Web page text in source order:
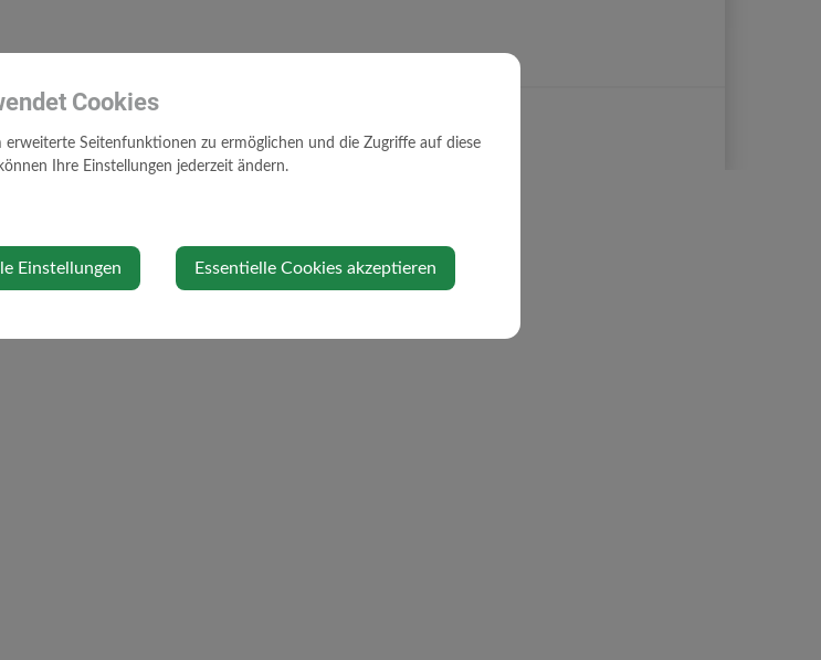
Cookies
erweiterte Seitenfunktionen zu ermöglichen und die Zugriffe auf diese
Ihre Einstellungen jederzeit ändern.
Einstellungen Essentielle Cookies akzeptieren